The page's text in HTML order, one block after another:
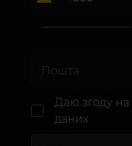
Даю згоду на
даних